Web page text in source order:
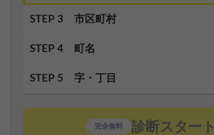
STEP 3 市区町村
STEP 4 町名
STEP 5 字・丁目
完全無料 診断スタート